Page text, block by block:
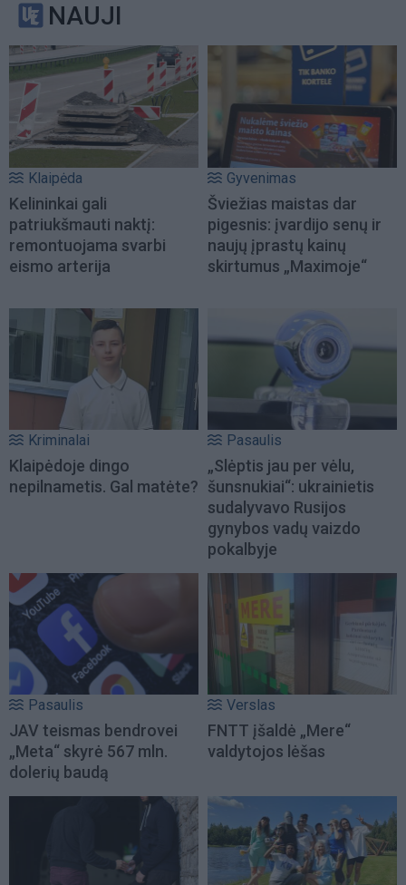
NAUJI
Klaipėda
Kelininkai gali
patriukšmauti naktį:
remontuojama svarbi
eismo arterija
Gyvenimas
Šviežias maistas dar
pigesnis: įvardijo senų ir
naujų įprastų kainų
skirtumus „Maximoje“
Kriminalai
Klaipėdoje dingo
nepilnametis. Gal matėte?
Pasaulis
„Slėptis jau per vėlu,
šunsnukiai“: ukrainietis
sudalyvavo Rusijos
gynybos vadų vaizdo
pokalbyje
Pasaulis
JAV teismas bendrovei
„Meta“ skyrė 567 mln.
dolerių baudą
Verslas
FNTT įšaldė „Mere“
valdytojos lėšas